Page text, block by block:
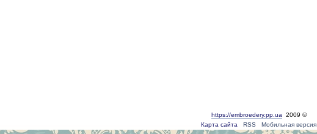
https://embroedery.pp.ua 2009 ©
Карта сайта
RSS Мобильная версия